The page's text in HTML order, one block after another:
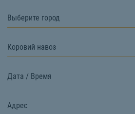
Выберите город
Коровий навоз